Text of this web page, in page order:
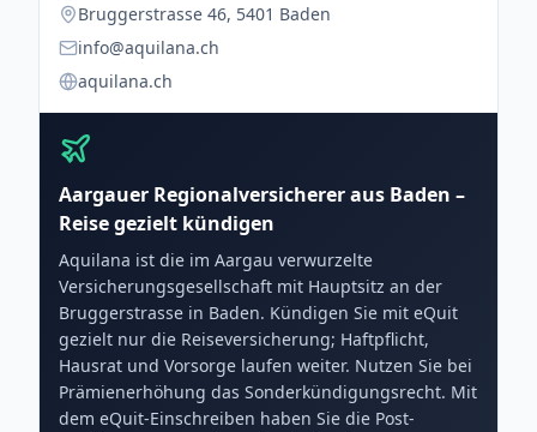
Bruggerstrasse 46, 5401 Baden
info@aquilana.ch
aquilana.ch
Aargauer Regionalversicherer aus Baden –
Reise gezielt kündigen
Aquilana ist die im Aargau verwurzelte
Versicherungsgesellschaft mit Hauptsitz an der
Bruggerstrasse in Baden. Kündigen Sie mit eQuit
gezielt nur die Reiseversicherung; Haftpflicht,
Hausrat und Vorsorge laufen weiter. Nutzen Sie bei
Prämienerhöhung das Sonderkündigungsrecht. Mit
dem eQuit-Einschreiben haben Sie die Post-